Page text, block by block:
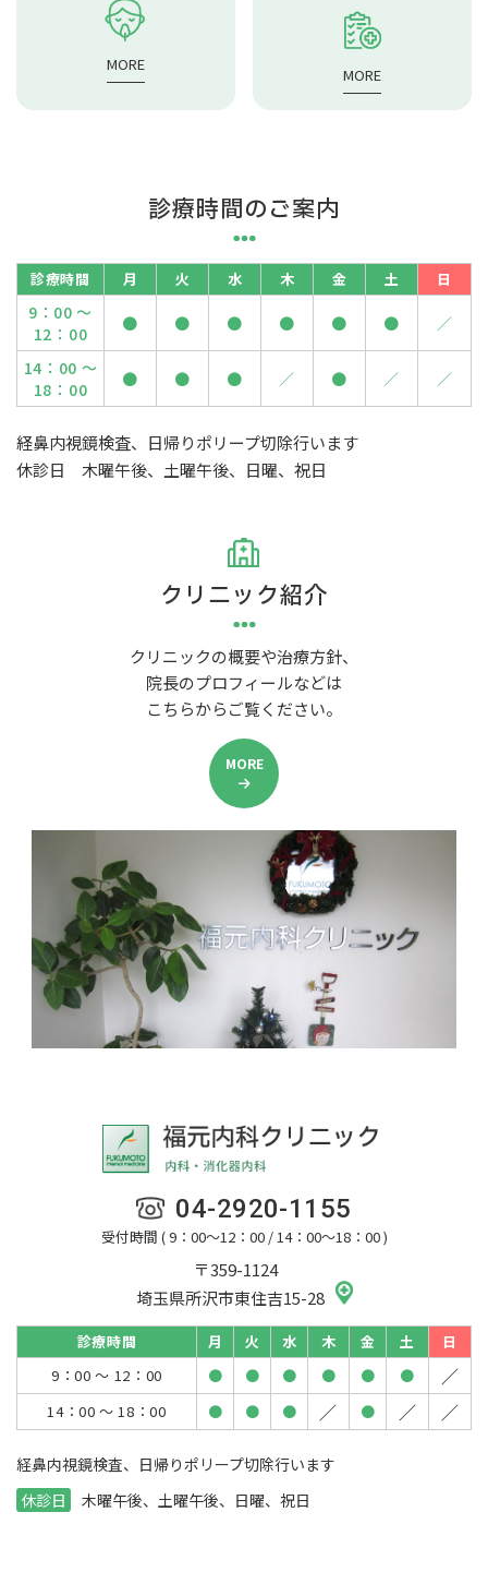
MORE
MORE
診療時間のご案内
診療時間 月 火 水 木 金 土 日
9：00 ～
12：00
● ● ● ● ● ● ／
14：00 ～
18：00
● ● ● ／ ● ／ ／
経鼻内視鏡検査、日帰りポリープ切除行います
休診日 木曜午後、土曜午後、日曜、祝日
クリニック紹介
クリニックの概要や治療方針、
院長のプロフィールなどは
こちらからご覧ください。
MORE
04-2920-1155
受付時間 ( 9：00～12：00 / 14：00～18：00 )
〒359-1124
埼玉県所沢市東住吉15-28
診療時間 月 火 水 木 金 土
日
9：00 ～ 12：00
● ● ● ● ● ● ／
14：00 ～ 18：00 ● ● ● ／ ● ／ ／
経鼻内視鏡検査、日帰りポリープ切除行います
休診日
木曜午後、土曜午後、日曜、祝日